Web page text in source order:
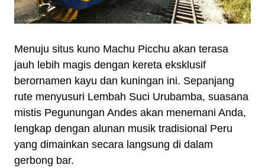
Menuju situs kuno Machu Picchu akan terasa
jauh lebih magis dengan kereta eksklusif
berornamen kayu dan kuningan ini. Sepanjang
rute menyusuri Lembah Suci Urubamba, suasana
mistis Pegunungan Andes akan menemani Anda,
lengkap dengan alunan musik tradisional Peru
yang dimainkan secara langsung di dalam
gerbong bar.